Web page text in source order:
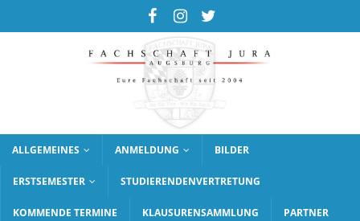
ALLGEMEINES ANMELDUNG BILDER
ERSTSEMESTER STUDIERENDENVERTRETUNG
KOMMENDE TERMINE KLAUSURENSAMMLUNG PARTNER